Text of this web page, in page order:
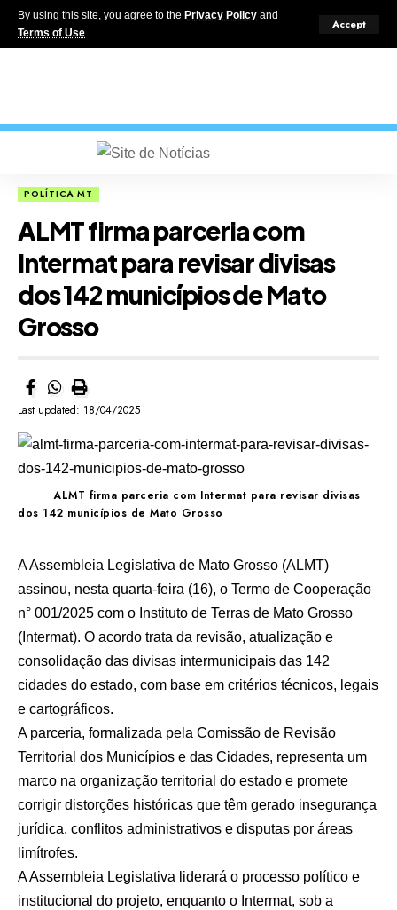
By using this site, you agree to the Privacy Policy and
Terms of Use.
Accept
POLÍTICA MT
ALMT firma parceria com
Intermat para revisar divisas
dos 142 municípios de Mato
Grosso
Last updated: 18/04/2025
ALMT firma parceria com Intermat para revisar divisas
dos 142 municípios de Mato Grosso
A Assembleia Legislativa de Mato Grosso (ALMT)
assinou, nesta quarta-feira (16), o Termo de Cooperação
n° 001/2025 com o Instituto de Terras de Mato Grosso
(Intermat). O acordo trata da revisão, atualização e
consolidação das divisas intermunicipais das 142
cidades do estado, com base em critérios técnicos, legais
e cartográficos.
A parceria, formalizada pela Comissão de Revisão
Territorial dos Municípios e das Cidades, representa um
marco na organização territorial do estado e promete
corrigir distorções históricas que têm gerado insegurança
jurídica, conflitos administrativos e disputas por áreas
limítrofes.
A Assembleia Legislativa liderará o processo político e
institucional do projeto, enquanto o Intermat, sob a